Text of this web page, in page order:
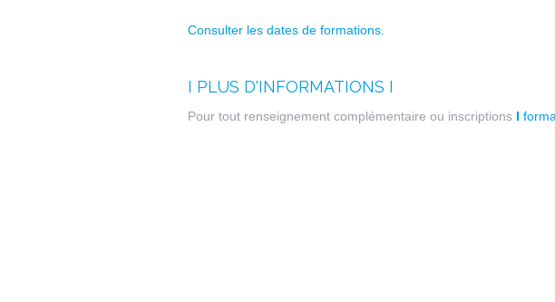
Consulter les dates de formations.
I PLUS D'INFORMATIONS I
Pour tout renseignement complémentaire ou inscriptions I